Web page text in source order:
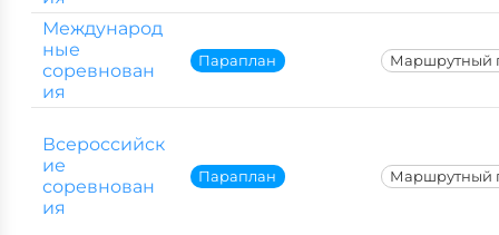
Международ
ные
соревнован
ия
Параплан Маршрутный
Всероссийск
ие
соревнован
ия
Параплан Маршрутный